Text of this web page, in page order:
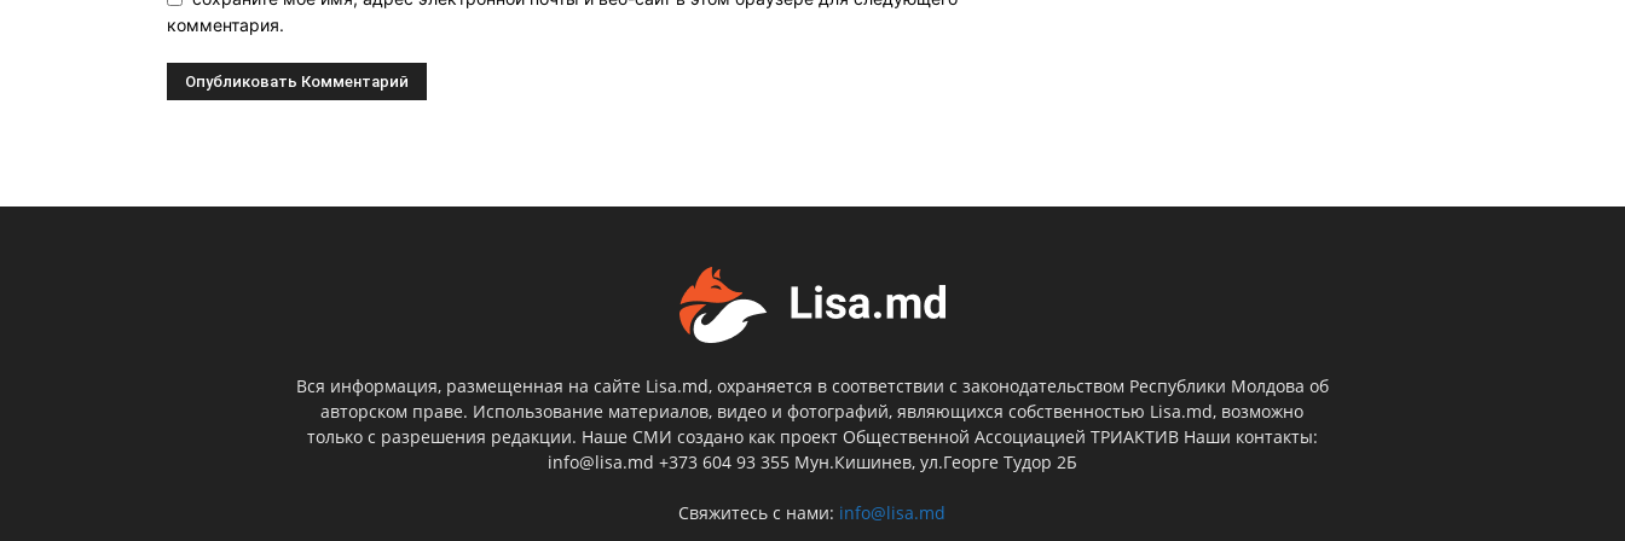
комментария.
Вся информация, размещенная на сайте Lisa.md, охраняется в соответствии с законодательством Республики Молдова об
авторском праве. Использование материалов, видео и фотографий, являющихся собственностью Lisa.md, возможно
только с разрешения редакции. Наше СМИ создано как проект Общественной Ассоциацией ТРИАКТИВ Наши контакты:
info@lisa.md +373 604 93 355 Мун.Кишинев, ул.Георге Тудор 2Б
Свяжитесь с нами: info@lisa.md